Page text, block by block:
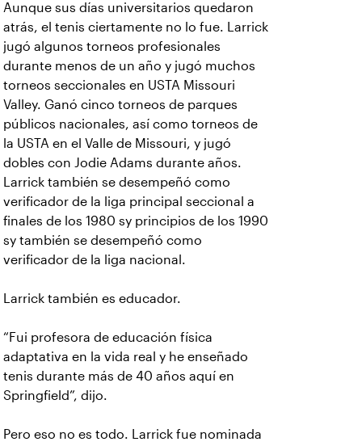
Aunque sus días universitarios quedaron
atrás, el tenis ciertamente no lo fue. Larrick
jugó algunos torneos profesionales
durante menos de un año y jugó muchos
torneos seccionales en USTA Missouri
Valley. Ganó cinco torneos de parques
públicos nacionales, así como torneos de
la USTA en el Valle de Missouri, y jugó
dobles con Jodie Adams durante años.
Larrick también se desempeñó como
verificador de la liga principal seccional a
finales de los 1980 sy principios de los 1990
sy también se desempeñó como
verificador de la liga nacional.
Larrick también es educador.
“Fui profesora de educación física
adaptativa en la vida real y he enseñado
tenis durante más de 40 años aquí en
Springfield”, dijo.
Pero eso no es todo. Larrick fue nominada